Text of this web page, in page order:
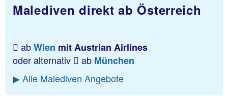
Malediven direkt ab Österreich
abWien mit Austrian Airlines
oder alternativ
ab München
▶ Alle Malediven Angebote